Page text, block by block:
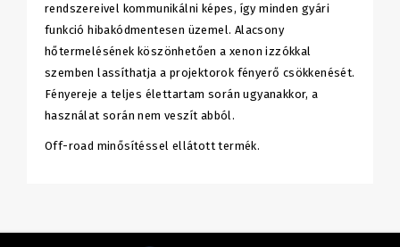
rendszereivel kommunikálni képes, így minden gyári
funkció hibakódmentesen üzemel. Alacsony
hőtermelésének köszönhetően a xenon izzókkal
szemben lassíthatja a projektorok fényerő csökkenését.
Fényereje a teljes élettartam során ugyanakkor, a
használat során nem veszít abból.
Off-road minősítéssel ellátott termék.